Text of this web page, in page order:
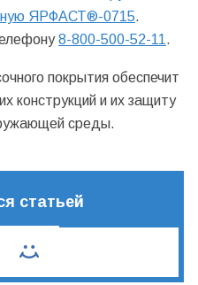
ЯРФАСТ®-0715.
8-800-500-52-11 .
покрытия обеспечит
конструкций и их защиту
среды.
статьей